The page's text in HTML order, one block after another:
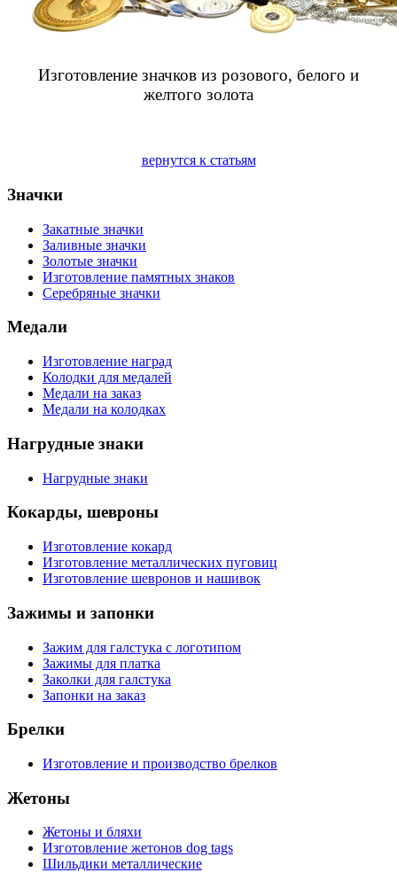
Изготовление значков из розового, белого и
желтого золота
вернутся к статьям
Значки
Закатные значки
Заливные значки
Золотые значки
Изготовление памятных знаков
Серебряные значки
Медали
Изготовление наград
Колодки для медалей
Медали на заказ
Медали на колодках
Нагрудные знаки
Нагрудные знаки
Кокарды, шевроны
Изготовление кокард
Изготовление металлических пуговиц
Изготовление шевронов и нашивок
Зажимы и запонки
Зажим для галстука с логотипом
Зажимы для платка
Заколки для галстука
Запонки на заказ
Брелки
Изготовление и производство брелков
Жетоны
Жетоны и бляхи
Изготовление жетонов dog tags
Шильдики металлические